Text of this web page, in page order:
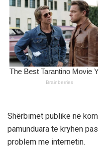
Shërbimet publike në
pamunduara të kryhen
problem me internetin.